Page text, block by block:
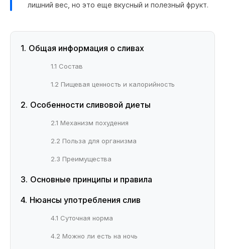
лишний вес, но это еще вкусный и полезный фрукт.
Общая информация о сливах
1.1 Состав
1.2 Пищевая ценность и калорийность
Особенности сливовой диеты
2.1 Механизм похудения
2.2 Польза для организма
2.3 Преимущества
Основные принципы и правила
Нюансы употребления слив
4.1 Суточная норма
4.2 Можно ли есть на ночь